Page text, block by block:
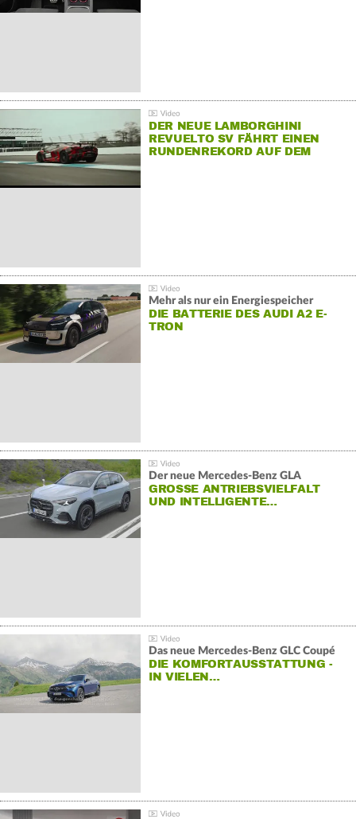
DER NEUE LAMBORGHINI
REVUELTO SV FÄHRT EINEN
RUNDENREKORD AUF DEM
Mehr als nur ein Energiespeicher
DIE BATTERIE DES AUDI A2 E-
TRON
Der neue Mercedes-Benz GLA
GROSSE ANTRIEBSVIELFALT U
ND INTELLIGENTE…
Das neue Mercedes-Benz GLC Coupé
DIE KOMFORTAUSSTATTUNG -
IN VIELEN…